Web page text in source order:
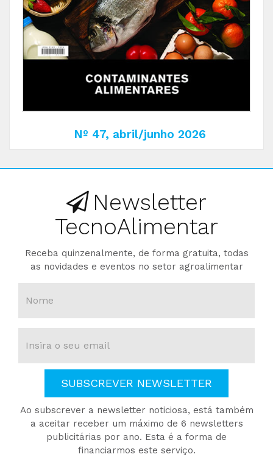
Nº 47, abril/junho 2026
Newsletter
TecnoAlimentar
Receba quinzenalmente, de forma gratuita, todas
as novidades e eventos no setor agroalimentar
SUBSCREVER NEWSLETTER
Ao subscrever a newsletter noticiosa, está também
a aceitar receber um máximo de 6 newsletters
publicitárias por ano. Esta é a forma de
financiarmos este serviço.